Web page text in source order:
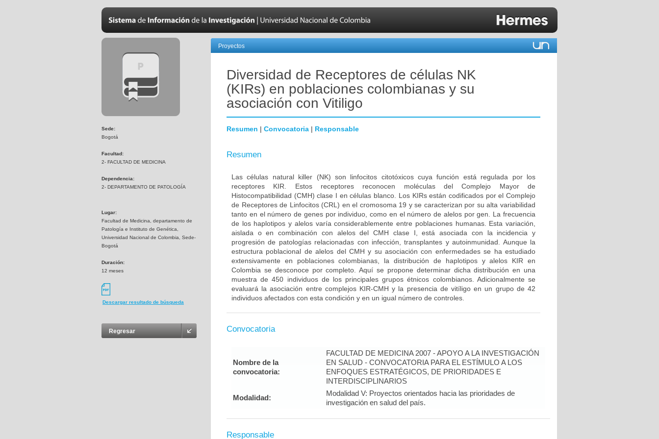
Sede:
Bogotá
Facultad:
2- FACULTAD DE MEDICINA
Dependencia:
2- DEPARTAMENTO DE PATOLOGÍA
Lugar:
Facultad de Medicina, departamento de
Patología e Instituto de Genética,
Universidad Nacional de Colombia, Sede-
Bogotá
Duración:
12 meses
Descargar resultado de búsqueda
Regresar
Proyectos
Diversidad de Receptores de células NK
(KIRs) en poblaciones colombianas y su
asociación con Vitiligo
Resumen | Convocatoria | Responsable
Resumen
Las células natural killer (NK) son linfocitos citotóxicos cuya función está regulada por los
receptores KIR. Estos receptores reconocen moléculas del Complejo Mayor de
Histocompatibilidad (CMH) clase I en células blanco. Los KIRs están codificados por el Complejo
de Receptores de Linfocitos (CRL) en el cromosoma 19 y se caracterizan por su alta variabilidad
tanto en el número de genes por individuo, como en el número de alelos por gen. La frecuencia
de los haplotipos y alelos varía considerablemente entre poblaciones humanas. Esta variación,
aislada o en combinación con alelos del CMH clase I, está asociada con la incidencia y
progresión de patologías relacionadas con infección, transplantes y autoinmunidad. Aunque la
estructura poblacional de alelos del CMH y su asociación con enfermedades se ha estudiado
extensivamente en poblaciones colombianas, la distribución de haplotipos y alelos KIR en
Colombia se desconoce por completo. Aquí se propone determinar dicha distribución en una
muestra de 450 individuos de los principales grupos étnicos colombianos. Adicionalmente se
evaluará la asociación entre complejos KIR-CMH y la presencia de vitíligo en un grupo de 42
individuos afectados con esta condición y en un igual número de controles.
Convocatoria
Nombre de la
convocatoria:
FACULTAD DE MEDICINA 2007 - APOYO A LA INVESTIGACIÓN
EN SALUD - CONVOCATORIA PARA EL ESTÍMULO A LOS
ENFOQUES ESTRATÉGICOS, DE PRIORIDADES E
INTERDISCIPLINARIOS
Modalidad:
Modalidad V: Proyectos orientados hacia las prioridades de
investigación en salud del país.
Responsable